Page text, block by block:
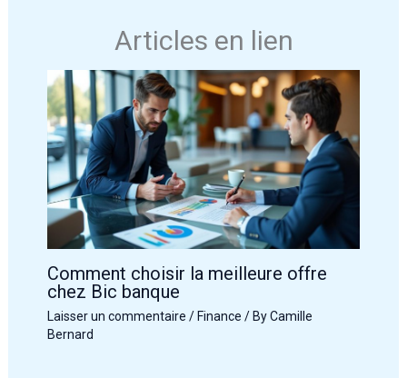
Articles en lien
Comment choisir la meilleure offre
chez Bic banque
Laisser un commentaire / Finance / ByCamille
Bernard